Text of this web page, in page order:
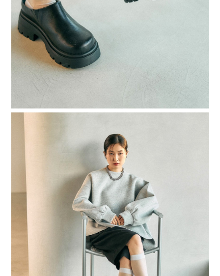
【注意事項】
１．透過由恩沛科技股份有限公司提供之「AFTEE先享後付」服務完成之交
易，需依本服務之必要範圍內提供個人資料，並將交易相關給付款項請求債
權轉讓予恩沛科技股份有限公司。
２．關於個人資料處理事宜，請瀏覽以下網址：
３．未成年的使用者請事先徵得法定代理人或監護人之同意方可使用
「AFTEE先享後付」，若未經同意申辦者引起之損失，本公司不負相關責
４．使用「AFTEE先享後付」時，將依據個別帳號之用戶狀況，依本公司即
時審查核予不同之上限額度；若仍有額度不足之情形，本公司將視審查結果
恩沛科技股份有限公司將有權停止該用戶之使用額度並採取法律行動。